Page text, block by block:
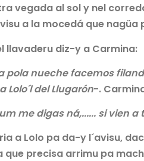
vegada al sol y nel
a la mocedá que nagüa
llavaderu diz-y a Carmina:
pola nueche facemos
a Lolo´l del Llugarón-.
me digas ná,...... si vien a
a Lolo pa da-y l´avisu,
que precisa arrimu pa